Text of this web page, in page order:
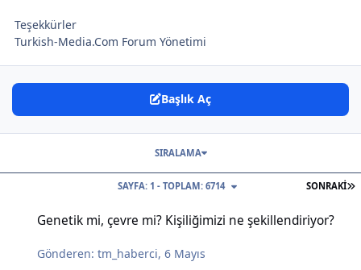
Teşekkürler
Turkish-Media.Com Forum Yönetimi
Başlık Aç
SONRAKI
SAYFA: 1 - TOPLAM: 6714
SIRALAMA
Genetik mi, çevre mi? Kişiliğimizi ne şekillendiriyor?
Gönderen:tm_haberci,6 Mayıs